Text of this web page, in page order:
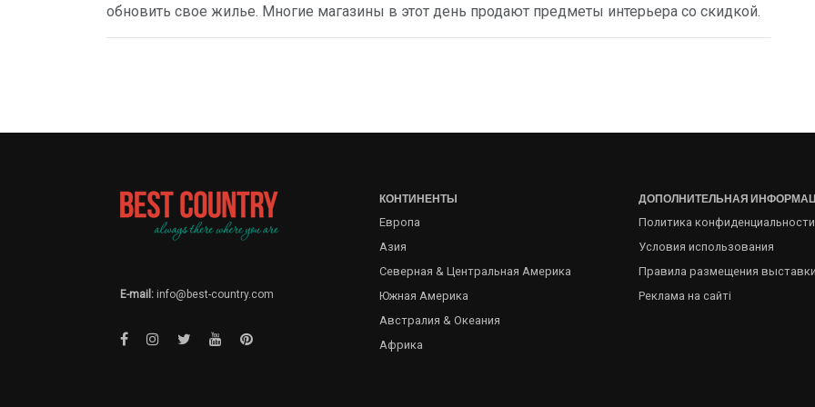
обновить свое жилье. Многие магазины в этот день продают предметы интерьера со скидкой.
E-mail: info@best-country.com
КОНТИНЕНТЫ
Европа
Азия
Северная & Центральная Америка
Южная Америка
Австралия & Океания
Африка
ДОПОЛНИТЕЛЬНАЯ
Политика конфиденциальности
Условия использования
Правила размещения выставки
Реклама на сайті